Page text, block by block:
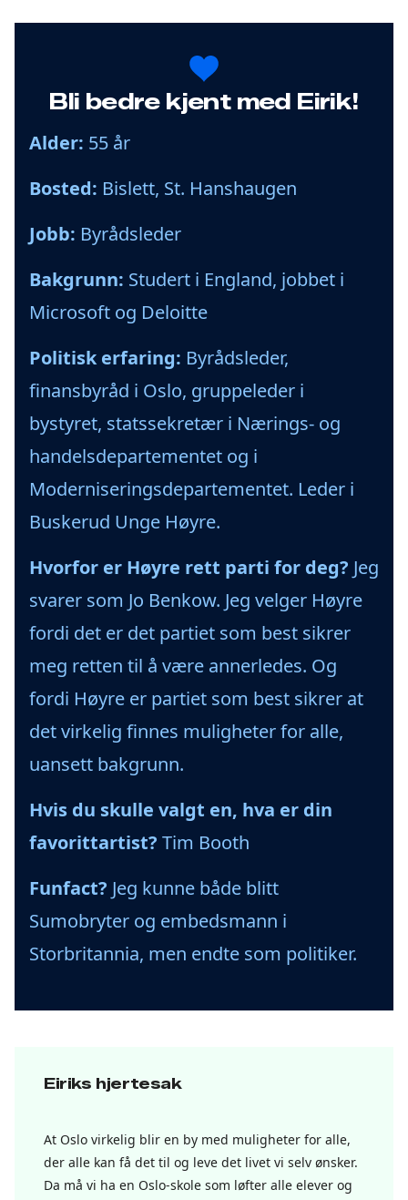
Bli bedre kjent med Eirik!
Alder: 55 år
Bosted: Bislett, St. Hanshaugen
Jobb: Byrådsleder
Bakgrunn: Studert i England, jobbet i
Microsoft og Deloitte
Politisk erfaring: Byrådsleder,
finansbyråd i Oslo, gruppeleder i
bystyret, statssekretær i Nærings- og
handelsdepartementet og i
Moderniseringsdepartementet. Leder i
Buskerud Unge Høyre.
Hvorfor er Høyre rett parti for deg? Jeg
svarer som Jo Benkow. Jeg velger Høyre
fordi det er det partiet som best sikrer
meg retten til å være annerledes. Og
fordi Høyre er partiet som best sikrer at
det virkelig finnes muligheter for alle,
uansett bakgrunn.
Hvis du skulle valgt en, hva er din
favorittartist? Tim Booth
Funfact? Jeg kunne både blitt
Sumobryter og embedsmann i
Storbritannia, men endte som politiker.
Eiriks hjertesak
At Oslo virkelig blir en by med muligheter for alle,
der alle kan få det til og leve det livet vi selv ønsker.
Da må vi ha en Oslo-skole som løfter alle elever og